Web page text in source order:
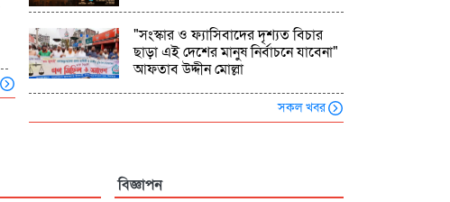
"সংস্কার ও ফ্যাসিবাদের দৃশ্যত বিচার
ছাড়া এই দেশের মানুষ নির্বাচনে যাবেনা"
আফতাব উদ্দীন মোল্লা
সকল খবর
বিজ্ঞাপন